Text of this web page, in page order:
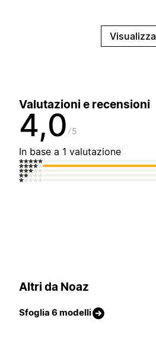
Visualizza
Valutazioni e recensioni
4,0 5
In base a 1 valutazione
Altri da Noaz
Sfoglia 6 modelli